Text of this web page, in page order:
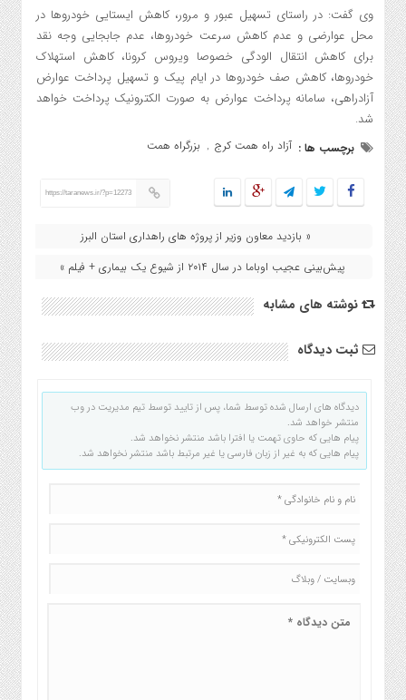
وی گفت: در راستای تسهیل عبور و مرور،‌ کاهش ایستایی خودروها در
محل عوارضی و عدم کاهش سرعت خودروها، عدم جابجایی وجه نقد
برای کاهش انتقال الودگی خصوصا ویروس کرونا، کاهش استهلاک
خودروها، کاهش صف خودروها در ایام پیک و تسهیل پرداخت عوارض
آزادراهی، سامانه پرداخت عوارض به صورت الکترونیک پرداخت خواهد
شد.
برچسب ها : آزاد راه همت کرج , بزرگراه همت
https://taranews.ir/?p=12273
« بازدید معاون وزیر از پروژه های راهداری استان البرز
پیش‌بینی عجیب اوباما در سال ۲۰۱۴ از شیوع یک بیماری + فیلم »
نوشته های مشابه
ثبت دیدگاه
دیدگاه های ارسال شده توسط شما، پس از تایید توسط تیم مدیریت در وب
منتشر خواهد شد.
پیام هایی که حاوی تهمت یا افترا باشد منتشر نخواهد شد.
پیام هایی که به غیر از زبان فارسی یا غیر مرتبط باشد منتشر نخواهد شد.